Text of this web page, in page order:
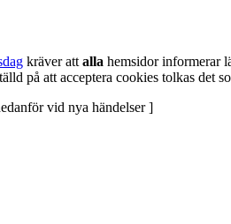
kräver att alla hemsidor informerar
på att acceptera cookies tolkas det
vid nya händelser ]